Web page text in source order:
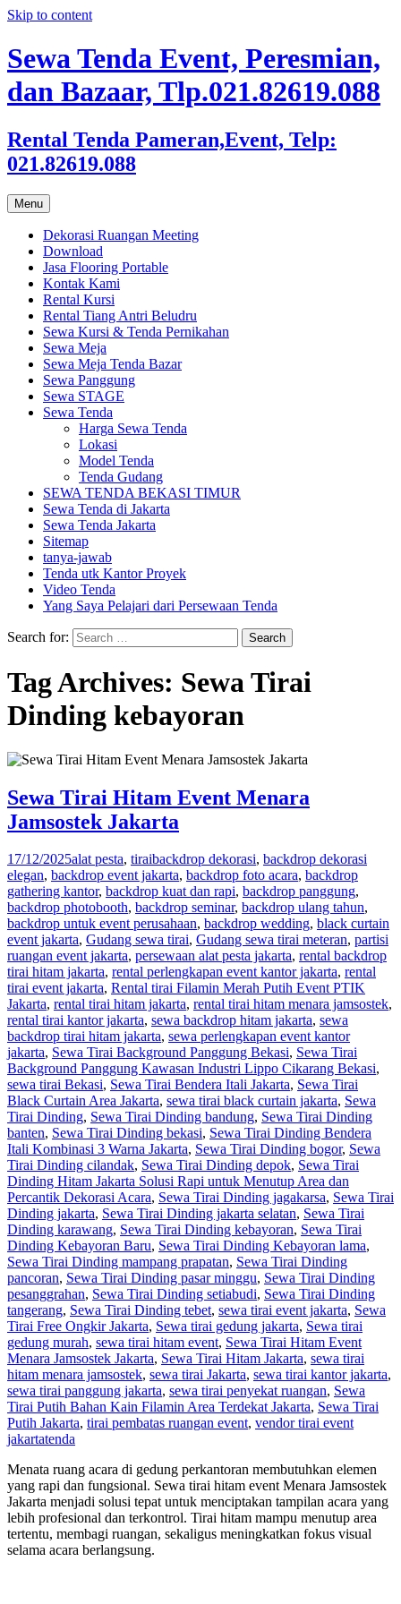
Skip to content
Sewa Tenda Event, Peresmian,
dan Bazaar, Tlp.021.82619.088
Rental Tenda Pameran,Event, Telp:
021.82619.088
Menu
Dekorasi Ruangan Meeting
Download
Jasa Flooring Portable
Kontak Kami
Rental Kursi
Rental Tiang Antri Beludru
Sewa Kursi & Tenda Pernikahan
Sewa Meja
Sewa Meja Tenda Bazar
Sewa Panggung
Sewa STAGE
Sewa Tenda
Harga Sewa Tenda
Lokasi
Model Tenda
Tenda Gudang
SEWA TENDA BEKASI TIMUR
Sewa Tenda di Jakarta
Sewa Tenda Jakarta
Sitemap
tanya-jawab
Tenda utk Kantor Proyek
Video Tenda
Yang Saya Pelajari dari Persewaan Tenda
Search for:
Tag Archives: Sewa Tirai
Dinding kebayoran
Sewa Tirai Hitam Event Menara
Jamsostek Jakarta
17/12/2025alat pesta, tiraibackdrop dekorasi, backdrop dekorasi
elegan, backdrop event jakarta, backdrop foto acara, backdrop
gathering kantor, backdrop kuat dan rapi, backdrop panggung,
backdrop photobooth, backdrop seminar, backdrop ulang tahun,
backdrop untuk event perusahaan, backdrop wedding, black curtain
event jakarta, Gudang sewa tirai, Gudang sewa tirai meteran, partisi
ruangan event jakarta, persewaan alat pesta jakarta, rental backdrop
tirai hitam jakarta, rental perlengkapan event kantor jakarta, rental
tirai event jakarta, Rental tirai Filamin Merah Putih Event PTIK
Jakarta, rental tirai hitam jakarta, rental tirai hitam menara jamsostek,
rental tirai kantor jakarta, sewa backdrop hitam jakarta, sewa
backdrop tirai hitam jakarta, sewa perlengkapan event kantor
jakarta, Sewa Tirai Background Panggung Bekasi, Sewa Tirai
Background Panggung Kawasan Industri Lippo Cikarang Bekasi,
sewa tirai Bekasi, Sewa Tirai Bendera Itali Jakarta, Sewa Tirai
Black Curtain Area Jakarta, sewa tirai black curtain jakarta, Sewa
Tirai Dinding, Sewa Tirai Dinding bandung, Sewa Tirai Dinding
banten, Sewa Tirai Dinding bekasi, Sewa Tirai Dinding Bendera
Itali Kombinasi 3 Warna Jakarta, Sewa Tirai Dinding bogor, Sewa
Tirai Dinding cilandak, Sewa Tirai Dinding depok, Sewa Tirai
Dinding Hitam Jakarta Solusi Rapi untuk Menutup Area dan
Percantik Dekorasi Acara, Sewa Tirai Dinding jagakarsa, Sewa Tirai
Dinding jakarta, Sewa Tirai Dinding jakarta selatan, Sewa Tirai
Dinding karawang, Sewa Tirai Dinding kebayoran, Sewa Tirai
Dinding Kebayoran Baru, Sewa Tirai Dinding Kebayoran lama,
Sewa Tirai Dinding mampang prapatan, Sewa Tirai Dinding
pancoran, Sewa Tirai Dinding pasar minggu, Sewa Tirai Dinding
pesanggrahan, Sewa Tirai Dinding setiabudi, Sewa Tirai Dinding
tangerang, Sewa Tirai Dinding tebet, sewa tirai event jakarta, Sewa
Tirai Free Ongkir Jakarta, Sewa tirai gedung jakarta, Sewa tirai
gedung murah, sewa tirai hitam event, Sewa Tirai Hitam Event
Menara Jamsostek Jakarta, Sewa Tirai Hitam Jakarta, sewa tirai
hitam menara jamsostek, sewa tirai Jakarta, sewa tirai kantor jakarta,
sewa tirai panggung jakarta, sewa tirai penyekat ruangan, Sewa
Tirai Putih Bahan Kain Filamin Area Terdekat Jakarta, Sewa Tirai
Putih Jakarta, tirai pembatas ruangan event, vendor tirai event
jakartatenda
Menata ruang acara di gedung perkantoran membutuhkan elemen
yang rapi dan fungsional. Sewa tirai hitam event Menara Jamsostek
Jakarta menjadi solusi tepat untuk menciptakan tampilan acara yang
lebih profesional dan terkontrol. Tirai hitam mampu menutup area
tertentu, membagi ruangan, sekaligus meningkatkan fokus visual
selama acara berlangsung.